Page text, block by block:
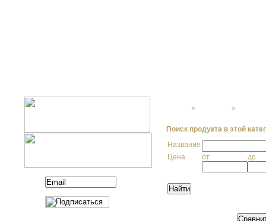
» »
Поиск продукта в этой
Название
Цена
от до